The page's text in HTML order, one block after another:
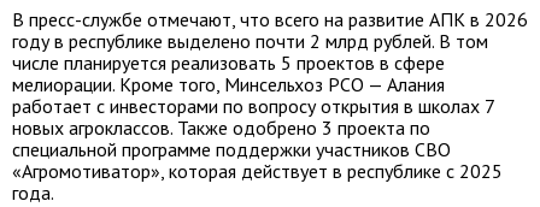
В пресс-службе отмечают, что всего на развитие АПК в 2026
году в республике выделено почти 2 млрд рублей. В том
числе планируется реализовать 5 проектов в сфере
мелиорации. Кроме того, Минсельхоз РСО — Алания
работает с инвесторами по вопросу открытия в школах 7
новых агроклассов. Также одобрено 3 проекта по
специальной программе поддержки участников СВО
«Агромотиватор», которая действует в республике с 2025
года.